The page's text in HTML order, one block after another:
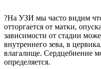
?На УЗИ мы часто видим
отторгается от матки,
зависимости от стадии
внутреннего зева, в
влагалище. Сердцебиение
определяется.